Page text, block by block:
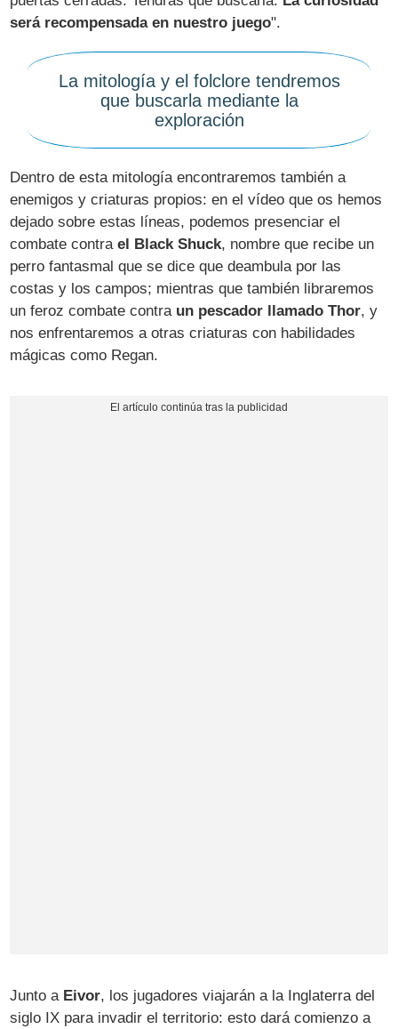
será recompensada en nuestro juego".
La mitología y el folclore tendremos
que buscarla mediante la
exploración
Dentro de esta mitología encontraremos también a
enemigos y criaturas propios: en el vídeo que os hemos
dejado sobre estas líneas, podemos presenciar el
combate contrael Black Shuck, nombre que recibe un
perro fantasmal que se dice que deambula por las
costas y los campos; mientras que también libraremos
un feroz combate contra un pescador llamado Thor, y
nos enfrentaremos a otras criaturas con habilidades
mágicas como Regan.
Junto a Eivor, los jugadores viajarán a la Inglaterra del
siglo IX para invadir el territorio: esto dará comienzo a